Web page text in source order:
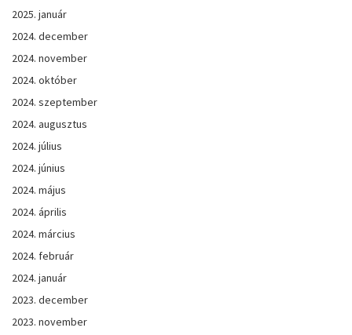
2025. január
2024. december
2024. november
2024. október
2024. szeptember
2024. augusztus
2024. július
2024. június
2024. május
2024. április
2024. március
2024. február
2024. január
2023. december
2023. november